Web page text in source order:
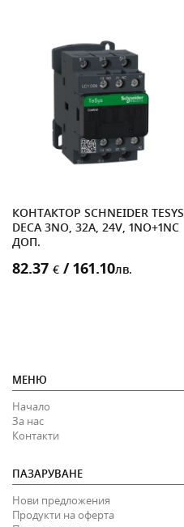
КОНТАКТОР SCHNEIDER TESYS
DECA 3NO, 32A, 24V, 1NO+1NC
ДОП.
82.37 € / 161.10лв.
МЕНЮ
Начало
За нас
Контакти
ПАЗАРУВАНЕ
Нови предложения
Продукти на оферта